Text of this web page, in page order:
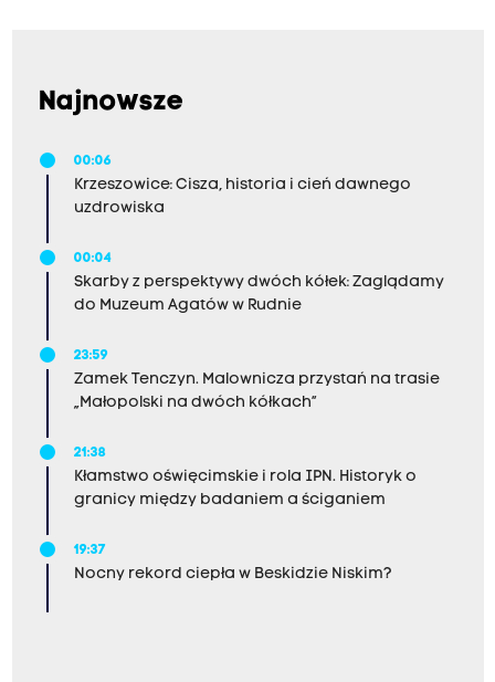
Najnowsze
00:06
Krzeszowice: Cisza, historia i cień dawnego
uzdrowiska
00:04
Skarby z perspektywy dwóch kółek: Zaglądamy
do Muzeum Agatów w Rudnie
23:59
Zamek Tenczyn. Malownicza przystań na trasie
„Małopolski na dwóch kółkach”
21:38
Kłamstwo oświęcimskie i rola IPN. Historyk o
granicy między badaniem a ściganiem
19:37
Nocny rekord ciepła w Beskidzie Niskim?